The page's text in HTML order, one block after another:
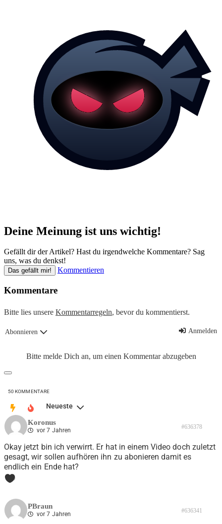
Deine Meinung ist uns wichtig!
Gefällt dir der Artikel? Hast du irgendwelche Kommentare? Sag
uns, was du denkst!
Das gefällt mir! Kommentieren
Kommentare
Bitte lies unsere Kommentarregeln, bevor du kommentierst.
Abonnieren Anmelden
Bitte melde Dich an, um einen Kommentar abzugeben
50 KOMMENTARE
Neueste
Koronus
vor 7 Jahren #636378
Okay jetzt bin ich verwirrt. Er hat in einem Video doch zuletzt
gesagt, wir sollen aufhören ihn zu abonieren damit es
endlich ein Ende hat?
0
PBraun
vor 7 Jahren #636341